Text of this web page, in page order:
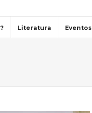
Literatura Eventos